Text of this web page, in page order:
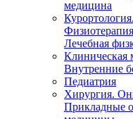
медицина
Курортология.
Лечебная
Клиническая
Внутренние
Педиатрия
Хирургия.
Прикладные